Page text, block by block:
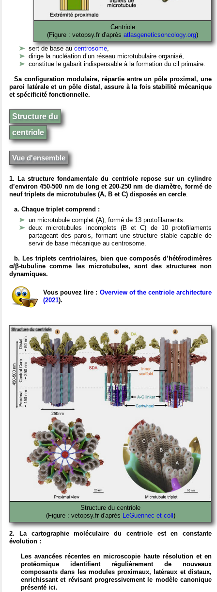
Centriole
(Figure : vetopsy.fr d'après atlasgeneticsoncology.org)
sert de base aucentrosome,
dirige la nucléation d’un réseau microtubulaire organisé,
constitue le gabarit indispensable à la formation du cil primaire.
Sa configuration modulaire, répartie entre un pôle proximal, une
paroi latérale et un pôle distal, assure à la fois stabilité mécanique
et spécificité fonctionnelle.
Structure du
centriole
Vue d'ensemble
1. La structure fondamentale du centriole repose sur un cylindre
d’environ 450-500 nm de long et 200-250 nm de diamètre, formé de
neuf triplets de microtubules (A, B et C) disposés en cercle
a. Chaque triplet comprend :
un microtubule complet (A), formé de 13 protofilaments.
deux microtubules incomplets (B et C) de 10 protofilaments
partageant des parois, formant une structure stable capable de
servir de base mécanique au centrosome.
b. Les triplets centriolaires, bien que composés d’hétérodimères
α/β-tubuline comme les microtubules, sont des structures non
dynamiques.
Vous pouvez lire : Overview of the centriole architecture
(2021).
Structure du centriole
(Figure : vetopsy.fr d'après LeGuennec et coll )
2. La cartographie moléculaire du centriole est en constante
évolution :
Les avancées récentes en microscopie haute résolution et en
protéomique identifient régulièrement de nouveaux
composants dans les modules proximaux, latéraux et distaux,
enrichissant et révisant progressivement le modèle canonique
présenté ici.